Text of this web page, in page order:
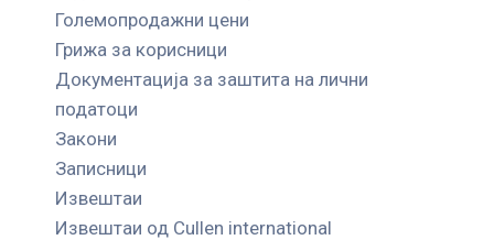
Големопродажни цени
Грижа за корисници
Документација за заштита на лични
податоци
Закони
Записници
Извештаи
Извештаи од Cullen international